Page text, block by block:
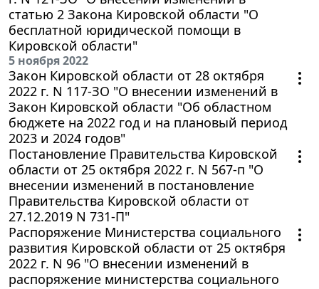
статью 2 Закона Кировской области "О
бесплатной юридической помощи в
Кировской области"
5 ноября 2022
Закон Кировской области от 28 октября
2022 г. N 117-ЗО "О внесении изменений в
Закон Кировской области "Об областном
бюджете на 2022 год и на плановый период
2023 и 2024 годов"
Постановление Правительства Кировской
области от 25 октября 2022 г. N 567-п "О
внесении изменений в постановление
Правительства Кировской области от
27.12.2019 N 731-П"
Распоряжение Министерства социального
развития Кировской области от 25 октября
2022 г. N 96 "О внесении изменений в
распоряжение министерства социального